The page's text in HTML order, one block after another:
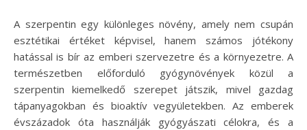
A szerpentin egy különleges növény, amely nem csupán
esztétikai értéket képvisel, hanem számos jótékony
hatással is bír az emberi szervezetre és a környezetre. A
természetben előforduló gyógynövények közül a
szerpentin kiemelkedő szerepet játszik, mivel gazdag
tápanyagokban és bioaktív vegyületekben. Az emberek
évszázadok óta használják gyógyászati célokra, és a